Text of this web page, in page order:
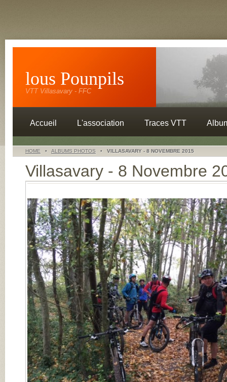
lous Pounpils
VTT Villasavary - FFC
Accueil L'association Traces VTT
HOME • ALBUMS PHOTOS • VILLASAVARY - 8 NOVEMBRE 2015
Villasavary - 8 Novembre